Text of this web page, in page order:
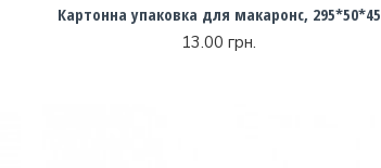
Картонна упаковка для макаронс, 295*50*45
13.00 грн.